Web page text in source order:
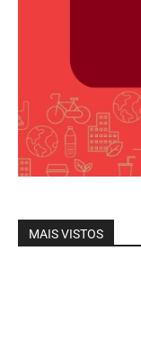
MAIS VISTOS